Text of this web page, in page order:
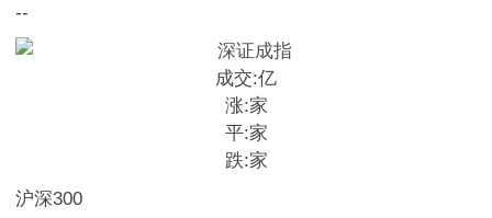
--
成交:亿
涨:家
平:家
跌:家
沪深300